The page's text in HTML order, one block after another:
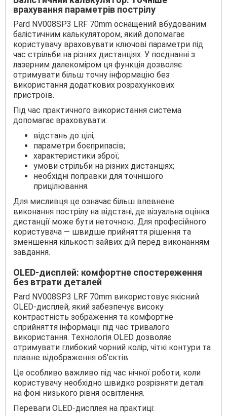
врахування параметрів пострілу
Pard NV008SP3 LRF 70mm оснащений вбудованим
балістичним калькулятором, який допомагає
користувачу враховувати ключові параметри під
час стрільби на різних дистанціях. У поєднанні з
лазерним далекоміром ця функція дозволяє
отримувати більш точну інформацію без
використання додаткових розрахункових
пристроїв.
Під час практичного використання система
допомагає враховувати:
відстань до цілі;
параметри боєприпасів;
характеристики зброї;
умови стрільби на різних дистанціях;
необхідні поправки для точнішого
прицілювання.
Для мисливця це означає більш впевнене
виконання пострілу на відстані, де візуальна оцінка
дистанції може бути неточною. Для професійного
користувача — швидше прийняття рішення та
зменшення кількості зайвих дій перед виконанням
завдання.
OLED-дисплей: комфортне спостереження
без втрати деталей
Pard NV008SP3 LRF 70mm використовує якісний
OLED-дисплей, який забезпечує високу
контрастність зображення та комфортне
сприйняття інформації під час тривалого
використання. Технологія OLED дозволяє
отримувати глибокий чорний колір, чіткі контури та
плавне відображення об'єктів.
Це особливо важливо під час нічної роботи, коли
користувачу необхідно швидко розрізняти деталі
на фоні низького рівня освітлення.
Переваги OLED-дисплея на практиці: